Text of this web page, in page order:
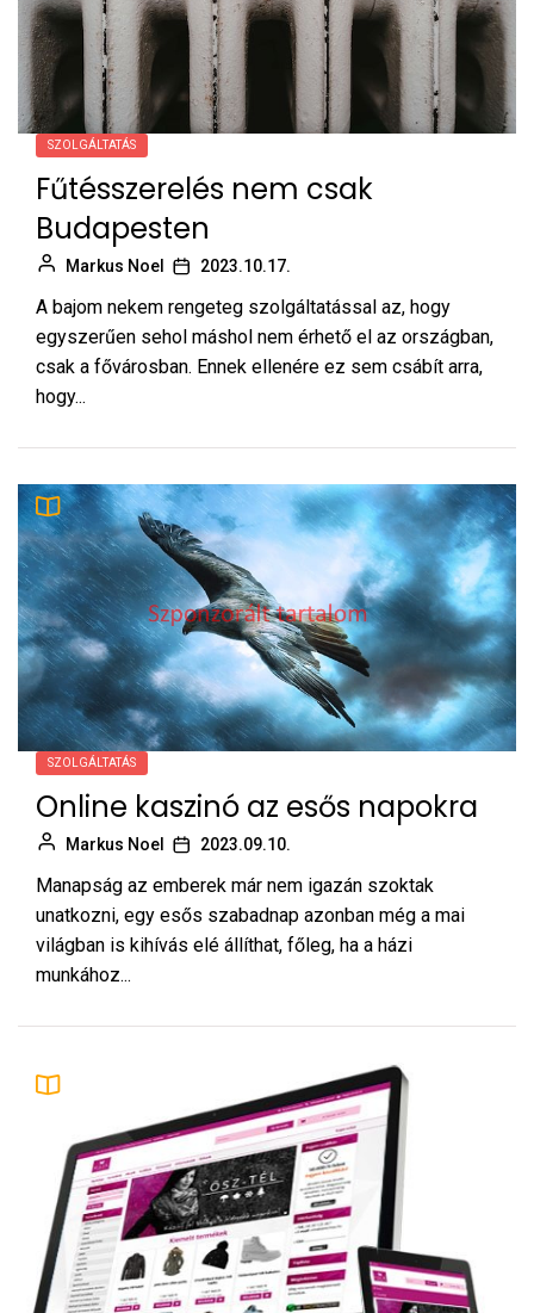
SZOLGÁLTATÁS
Fűtésszerelés nem csak
Budapesten
Markus Noel 2023.10.17.
A bajom nekem rengeteg szolgáltatással az, hogy
egyszerűen sehol máshol nem érhető el az országban,
csak a fővárosban. Ennek ellenére ez sem csábít arra,
hogy...
SZOLGÁLTATÁS
Online kaszinó az esős napokra
Markus Noel 2023.09.10.
Manapság az emberek már nem igazán szoktak
unatkozni, egy esős szabadnap azonban még a mai
világban is kihívás elé állíthat, főleg, ha a házi
munkához...